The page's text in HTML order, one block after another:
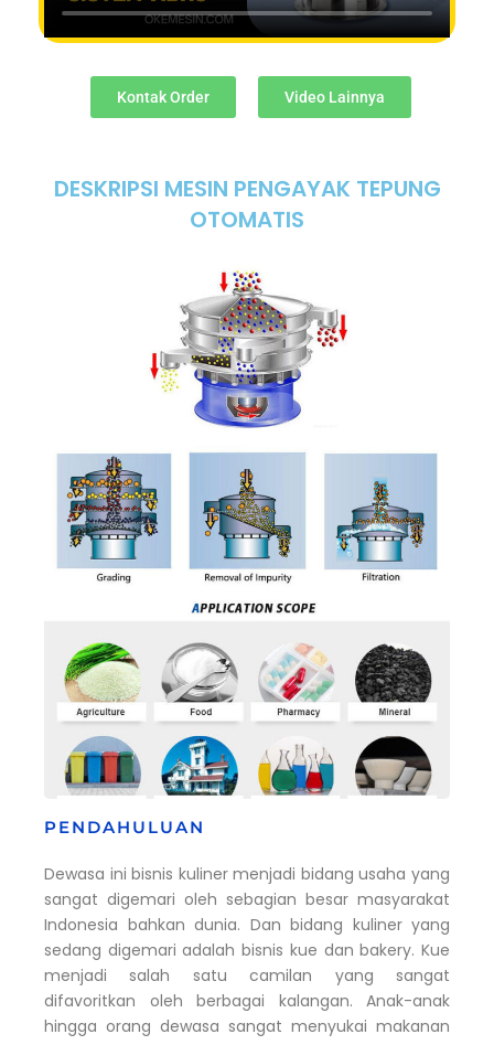
Kontak Order Video Lainnya
DESKRIPSI MESIN PENGAYAK TEPUNG
OTOMATIS
PENDAHULUAN
Dewasa ini bisnis kuliner menjadi bidang usaha yang
sangat digemari oleh sebagian besar masyarakat
Indonesia bahkan dunia. Dan bidang kuliner yang
sedang digemari adalah bisnis kue dan bakery. Kue
menjadi salah satu camilan yang sangat
difavoritkan oleh berbagai kalangan. Anak-anak
hingga orang dewasa sangat menyukai makanan